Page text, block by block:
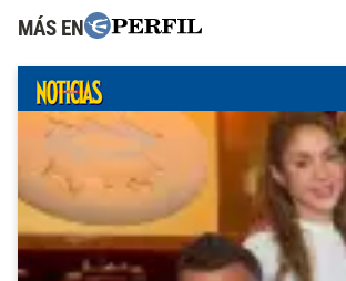
MÁS EN